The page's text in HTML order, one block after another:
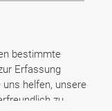
bestimmte
Erfassung
helfen, unsere
zu
der
einen
für ein Jahr,
mit dem